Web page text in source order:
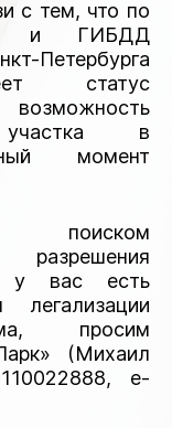
с тем, что по
и ГИБДД
Петербурга
статус
возможность
в
момент
поиском
разрешения
у вас есть
просим
(Михаил
е-